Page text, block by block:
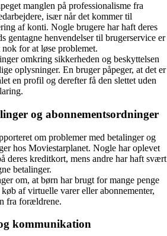
manglen på professionalisme fra
især når det kommer til
af konti. Nogle brugere har haft deres
gentagne henvendelser til brugerservice er
for at løse problemet.
omkring sikkerheden og beskyttelsen
oplysninger. En bruger påpeger, at det er
en profil og derefter få den slettet uden
og abonnementsordninger
om problemer med betalinger og
hos Moviestarplanet. Nogle har oplevet
deres kreditkort, mens andre har haft svært
betalinger.
om, at børn har brugt for mange penge
af virtuelle varer eller abonnementer,
fra forældrene.
kommunikation